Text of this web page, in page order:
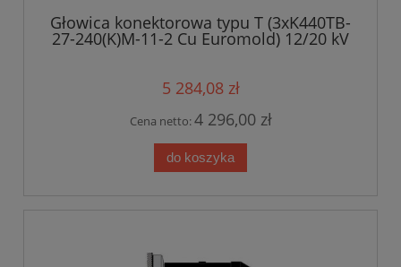
Głowica konektorowa typu T (3xK440TB-
27-240(K)M-11-2 Cu Euromold) 12/20 kV
5 284,08 zł
Cena netto:4 296,00 zł
do koszyka